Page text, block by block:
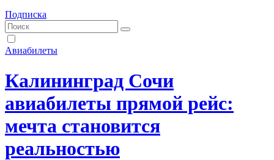
Подписка
Авиабилеты
Калининград Сочи
авиабилеты прямой рейс:
мечта становится
реальностью